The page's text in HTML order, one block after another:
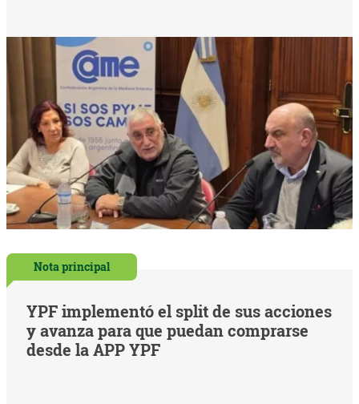
Nota principal
YPF implementó el split de sus acciones
y avanza para que puedan comprarse
desde la APP YPF